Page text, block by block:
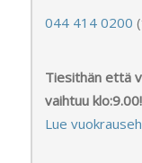
044 414 0200
Tiesithän että
vaihtuu klo:9.00!
Lue